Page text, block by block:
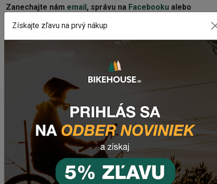
Zanechajte nám email, správu na Facebooku alebo
POSLEDNÉ PRIDANÉ PRODUKTY
Zimušné Rukavice CHROMAG SIGNAL
45,95 €
Získajte zľavu na prvý nákup